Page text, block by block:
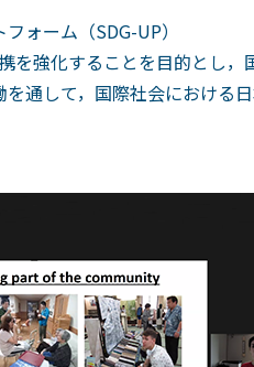
ォーム（SDG-UP）
を強化することを目的とし
通して，国際社会における